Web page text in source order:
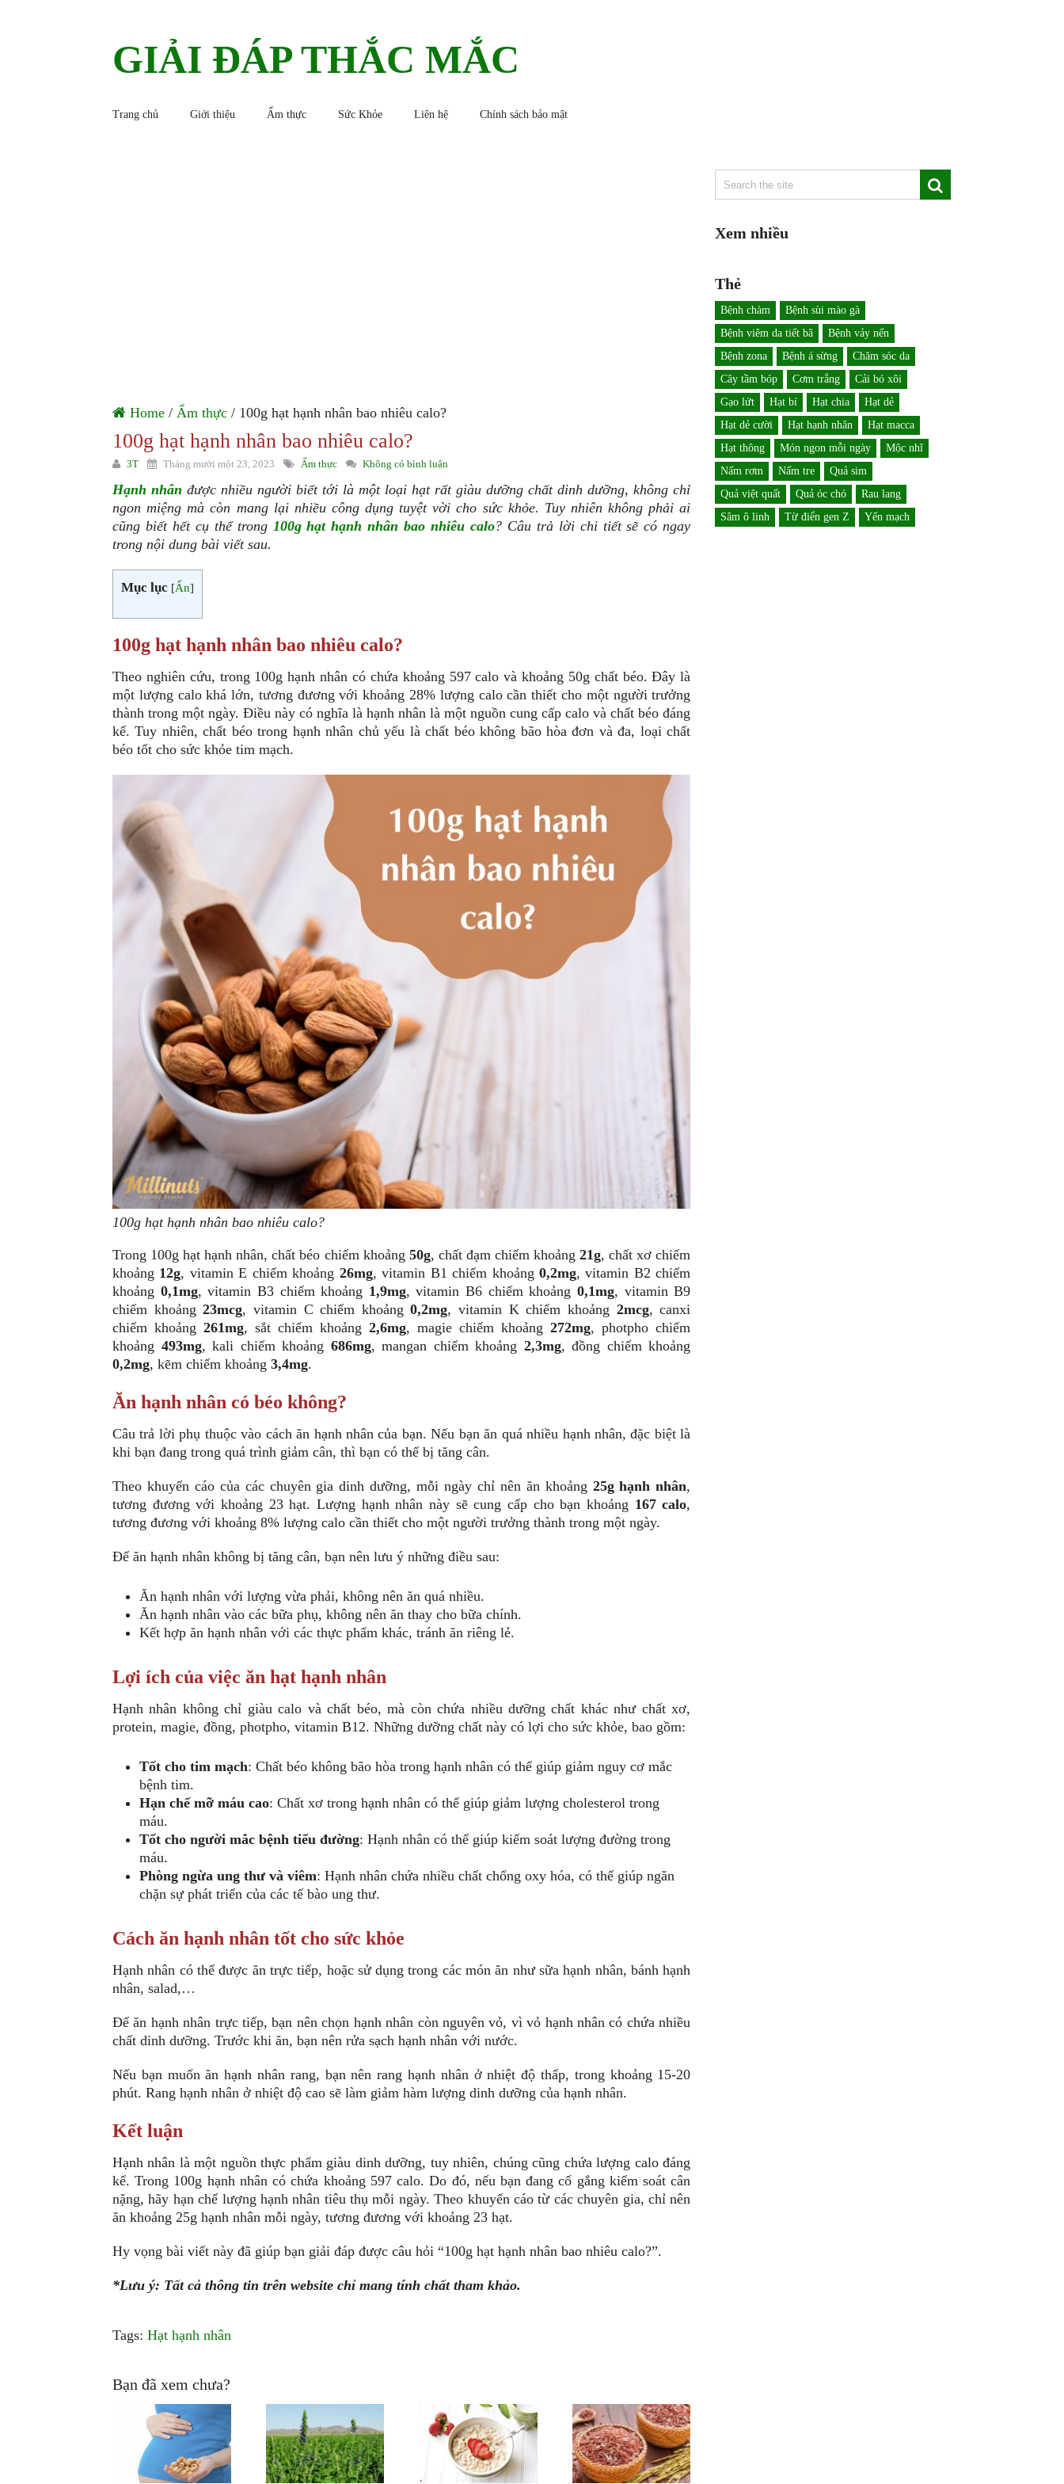
GIẢI ĐÁP THẮC MẮC
Trang chủ Giới thiệu Ẩm thực Sức Khỏe Liên hệ Chính sách bảo mật
Home / Ẩm thực / 100g hạt hạnh nhân bao nhiêu calo?
100g hạt hạnh nhân bao nhiêu calo?
3T Tháng mười một 23, 2023 Ẩm thực Không có bình luận
Hạnh nhân được nhiều người biết tới là một loại hạt rất giàu dưỡng chất dinh dưỡng, không chỉ
ngon miệng mà còn mang lại nhiều công dụng tuyệt vời cho sức khỏe. Tuy nhiên không phải ai
cũng biết hết cụ thể trong 100g hạt hạnh nhân bao nhiêu calo? Câu trả lời chi tiết sẽ có ngay
trong nội dung bài viết sau.
Mục lục [Ẩn]
100g hạt hạnh nhân bao nhiêu calo?
Theo nghiên cứu, trong 100g hạnh nhân có chứa khoảng 597 calo và khoảng 50g chất béo. Đây là
một lượng calo khá lớn, tương đương với khoảng 28% lượng calo cần thiết cho một người trưởng
thành trong một ngày. Điều này có nghĩa là hạnh nhân là một nguồn cung cấp calo và chất béo đáng
kể. Tuy nhiên, chất béo trong hạnh nhân chủ yếu là chất béo không bão hòa đơn và đa, loại chất
béo tốt cho sức khỏe tim mạch.
100g hạt hạnh nhân bao nhiêu calo?
Trong 100g hạt hạnh nhân, chất béo chiếm khoảng 50g, chất đạm chiếm khoảng21g, chất xơ chiếm
khoảng 12g, vitamin E chiếm khoảng 26mg, vitamin B1 chiếm khoảng 0,2mg, vitamin B2 chiếm
khoảng 0,1mg, vitamin B3 chiếm khoảng 1,9mg, vitamin B6 chiếm khoảng0,1mg, vitamin B9
chiếm khoảng23mcg, vitamin C chiếm khoảng0,2mg, vitamin K chiếm khoảng 2mcg, canxi
chiếm khoảng261mg, sắt chiếm khoảng2,6mg, magie chiếm khoảng272mg, photpho chiếm
khoảng 493mg, kali chiếm khoảng 686mg, mangan chiếm khoảng 2,3mg, đồng chiếm khoảng
0,2mg, kẽm chiếm khoảng 3,4mg.
Ăn hạnh nhân có béo không?
Câu trả lời phụ thuộc vào cách ăn hạnh nhân của bạn. Nếu bạn ăn quá nhiều hạnh nhân, đặc biệt là
khi bạn đang trong quá trình giảm cân, thì bạn có thể bị tăng cân.
Theo khuyến cáo của các chuyên gia dinh dưỡng, mỗi ngày chỉ nên ăn khoảng 25g hạnh nhân,
tương đương với khoảng 23 hạt. Lượng hạnh nhân này sẽ cung cấp cho bạn khoảng 167 calo,
tương đương với khoảng 8% lượng calo cần thiết cho một người trưởng thành trong một ngày.
Để ăn hạnh nhân không bị tăng cân, bạn nên lưu ý những điều sau:
Ăn hạnh nhân với lượng vừa phải, không nên ăn quá nhiều.
Ăn hạnh nhân vào các bữa phụ, không nên ăn thay cho bữa chính.
Kết hợp ăn hạnh nhân với các thực phẩm khác, tránh ăn riêng lẻ.
Lợi ích của việc ăn hạt hạnh nhân
Hạnh nhân không chỉ giàu calo và chất béo, mà còn chứa nhiều dưỡng chất khác như chất xơ,
protein, magie, đồng, photpho, vitamin B12. Những dưỡng chất này có lợi cho sức khỏe, bao gồm:
Tốt cho tim mạch: Chất béo không bão hòa trong hạnh nhân có thể giúp giảm nguy cơ mắc
bệnh tim.
Hạn chế mỡ máu cao: Chất xơ trong hạnh nhân có thể giúp giảm lượng cholesterol trong
máu.
Tốt cho người mắc bệnh tiểu đường: Hạnh nhân có thể giúp kiểm soát lượng đường trong
máu.
Phòng ngừa ung thư và viêm: Hạnh nhân chứa nhiều chất chống oxy hóa, có thể giúp ngăn
chặn sự phát triển của các tế bào ung thư.
Cách ăn hạnh nhân tốt cho sức khỏe
Hạnh nhân có thể được ăn trực tiếp, hoặc sử dụng trong các món ăn như sữa hạnh nhân, bánh hạnh
nhân, salad,…
Để ăn hạnh nhân trực tiếp, bạn nên chọn hạnh nhân còn nguyên vỏ, vì vỏ hạnh nhân có chứa nhiều
chất dinh dưỡng. Trước khi ăn, bạn nên rửa sạch hạnh nhân với nước.
Nếu bạn muốn ăn hạnh nhân rang, bạn nên rang hạnh nhân ở nhiệt độ thấp, trong khoảng 15-20
phút. Rang hạnh nhân ở nhiệt độ cao sẽ làm giảm hàm lượng dinh dưỡng của hạnh nhân.
Kết luận
Hạnh nhân là một nguồn thực phẩm giàu dinh dưỡng, tuy nhiên, chúng cũng chứa lượng calo đáng
kể. Trong 100g hạnh nhân có chứa khoảng 597 calo. Do đó, nếu bạn đang cố gắng kiểm soát cân
nặng, hãy hạn chế lượng hạnh nhân tiêu thụ mỗi ngày. Theo khuyến cáo từ các chuyên gia, chỉ nên
ăn khoảng 25g hạnh nhân mỗi ngày, tương đương với khoảng 23 hạt.
Hy vọng bài viết này đã giúp bạn giải đáp được câu hỏi “100g hạt hạnh nhân bao nhiêu calo?”.
*Lưu ý: Tất cả thông tin trên website chỉ mang tính chất tham khảo.
Tags: Hạt hạnh nhân
Bạn đã xem chưa?
Xem nhiều
Thẻ
Bệnh chàm
Bệnh sùi mào gà
Bệnh viêm da tiết bã
Bệnh vảy nến
Bệnh zona
Bệnh á sừng
Chăm sóc da
Cây tầm bóp
Cơm trắng
Cải bó xôi
Gạo lứt
Hạt bí Hạt chia
Hạt dẻ
Hạt dẻ cười
Hạt hạnh nhân
Hạt macca
Hạt thông
Món ngon mỗi ngày
Mộc nhĩ
Nấm rơm
Nấm tre
Quả sim
Quả việt quất
Quả óc chó
Rau lang
Sâm ô linh
Từ điển gen Z Yến mạch